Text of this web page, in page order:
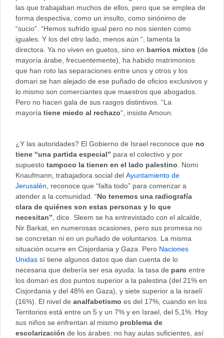
las que trabajaban muchos de ellos, pero que se emplea de
forma despectiva, como un insulto, como sinónimo de
“sucio”. “Hemos sufrido igual pero no nos sienten como
iguales. Y los del otro lado, menos aún “, lamenta la
directora. Ya no viven en guetos, sino en barrios mixtos (de
mayoría árabe, frecuentemente), ha habido matrimonios
que han roto las separaciones entre unos y otros y los
domari se han alejado de ese puñado de oficios exclusivos y
lo mismo son comerciantes que maestros que abogados.
Pero no hacen gala de sus rasgos distintivos. “La
mayoría tiene miedo al rechazo“, insiste Amoun.
¿Y las autoridades? El Gobierno de Israel reconoce que no
tiene “una partida especial” para el colectivo y por
supuesto tampoco la tienen en el lado palestino . Nomi
Knaufmann, trabajadora social del Ayuntamiento de
Jerusalén , reconoce que “falta todo” para comenzar a
atender a la comunidad. “No tenemos una radiografía
clara de quiénes son estas personas y lo que
necesitan” , dice. Sleem se ha entrevistado con el alcalde,
Nir Barkat, en numerosas ocasiones, pero sus promesa no
se concretan ni en un puñado de voluntarios. La misma
situación ocurre en Cisjordania y Gaza. Pero Naciones
Unidas sí tiene algunos datos que dan cuenta de lo
necesaria que debería ser esa ayuda: la tasa de paro entre
los domari es dos puntos superior a la palestina (del 21% en
Cisjordania y del 48% en Gaza), y siete superior a la israelí
(16%). El nivel de analfabetismo es del 17%, cuando en los
Territorios está entre un 5 y un 7% y en Israel, del 5,1%. Hoy
sus niños se enfrentan al mismo problema de
escolarización de los árabes: no hay aulas suficientes, así